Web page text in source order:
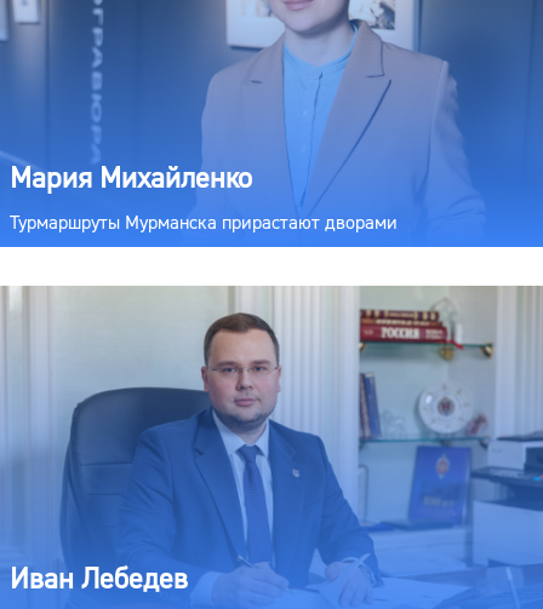
Мария Михайленко
Турмаршруты Мурманска прирастают дворами
Иван Лебедев